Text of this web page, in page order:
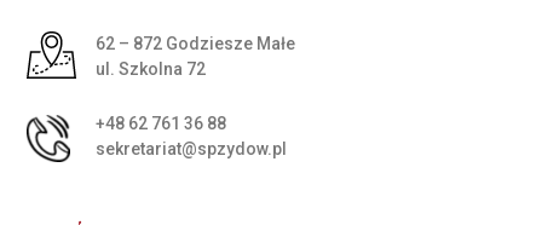
Adres pocztowy:
62 – 872 Godziesze Małe
ul. Szkolna 72
+48 62 761 36 88
sekretariat@spzydow.pl